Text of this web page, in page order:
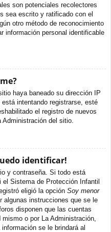
son potenciales recolectores
sea escrito y ratificado con el
otro método de reconocimiento
información personal identificable
haya baneado su dirección IP
intentando registrarse, esté
el registro de nuevos
del sitio.
identificar!
y contraseña. Si todo está
Sistema de Protección Infantil
eligió la opción Soy menor
algunas instrucciones que se le
disponen que las cuentas
o por La Administración,
se le brindará al